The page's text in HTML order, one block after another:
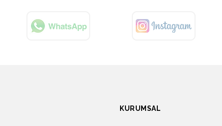
KURUMSAL